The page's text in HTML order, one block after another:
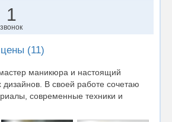
1
звонок
(11)
маникюра и настоящий
дизайнов. В своей работе сочетаю
современные техники и